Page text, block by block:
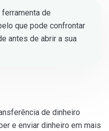
de
que pode confrontar
antes de abrir a sua
de dinheiro
e enviar dinheiro em mais